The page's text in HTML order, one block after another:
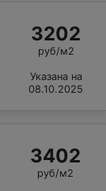
3202
руб/м2
Указана на
08.10.2025
3402
руб/м2